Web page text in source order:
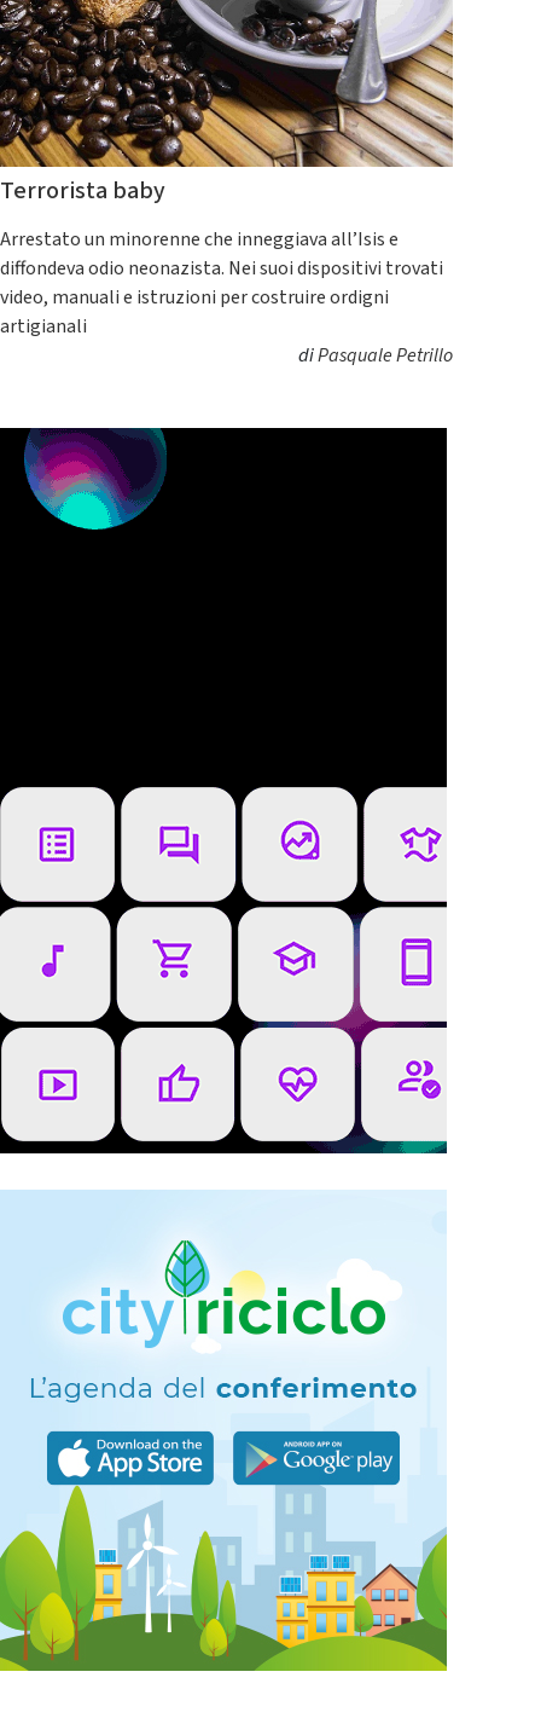
Terrorista baby
Arrestato un minorenne che inneggiava all’Isis e
diffondeva odio neonazista. Nei suoi dispositivi trovati
video, manuali e istruzioni per costruire ordigni
artigianali
diPasquale Petrillo